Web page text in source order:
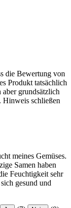
die Bewertung von
Produkt tatsächlich
grundsätzlich
Hinweis schließen
meines Gemüses.
Samen haben
Feuchtigkeit sehr
gesund und